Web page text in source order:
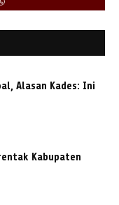
Alasan Kades: Ini
Kabupaten